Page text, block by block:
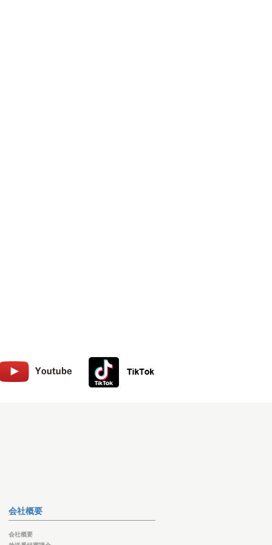
会社概要
会社概要